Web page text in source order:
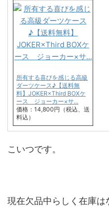
所有する喜びを感じる高級
ダーツケース♪【送料無
料】JOKER×Third BOXケ
ース ジョーカー×サ...
価格：14,800円（税込、送
料込）
こいつです。
現在欠品中らしく在庫